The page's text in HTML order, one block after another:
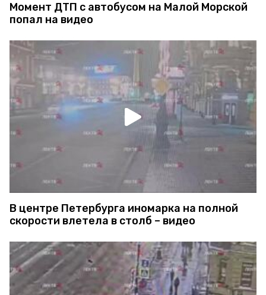
Момент ДТП с автобусом на Малой Морской
попал на видео
В центре Петербурга иномарка на полной
скорости влетела в столб – видео